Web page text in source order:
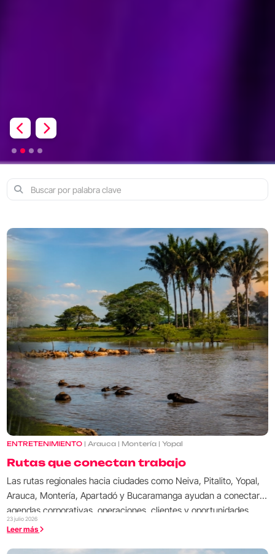
PreviousNext
ENTRETENIMIENTO | Arauca | Montería | Yopal
Rutas que conectan trabajo
Las rutas regionales hacia ciudades como Neiva, Pitalito, Yopal,
Arauca, Montería, Apartadó y Bucaramanga ayudan a conectar
agendas corporativas, operaciones, clientes y oportunidades
fuera de las grandes capitales.
23 julio 2026
Leer más